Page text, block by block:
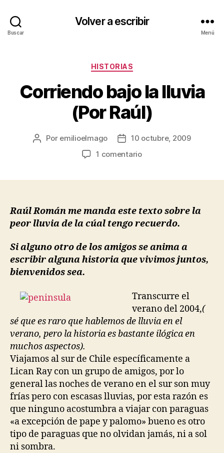
Buscar
Volver a escribir
Menú
Categorías
HISTORIAS
Corriendo bajo la lluvia
(Por Raúl)
Autor
Por emilioelmago
Fecha10 octubre, 2009
1 comentarioen
(Por
Raúl)
Raúl Román me manda este texto sobre la
peor lluvia de la cúal tengo recuerdo.
Si alguno otro de los amigos se anima a
escribir alguna historia que vivimos juntos,
bienvenidos sea.
Transcurre el
verano del 2004,(
sé que es raro que hablemos de lluvia en el
verano, pero la historia es bastante ilógica en
muchos aspectos).
Viajamos al sur de Chile específicamente a
Lican Ray con un grupo de amigos, por lo
general las noches de verano en el sur son muy
frías pero con escasas lluvias, por esta razón es
que ninguno acostumbra a viajar con paraguas
«a excepción de pape y palomo» bueno es otro
tipo de paraguas que no olvidan jamás, ni a sol
ni sombra.